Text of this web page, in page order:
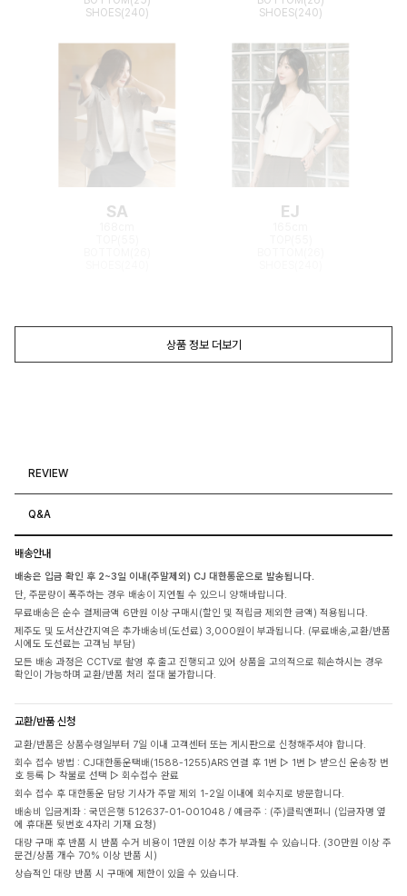
SHOES(240)
SHOES(240)
SA EJ
상품 정보 더보기
REVIEW
Q&A
배송안내
배송은 입금 확인 후 2~3일 이내(주말제외) CJ 대한통운으로 발송됩니다.
단, 주문량이 폭주하는 경우 배송이 지연될 수 있으니 양해바랍니다.
무료배송은 순수 결제금액 6만원 이상 구매시(할인 및 적립금 제외한 금액) 적용됩니다.
제주도 및 도서산간지역은 추가배송비(도선료) 3,000원이 부과됩니다. (무료배송,교환/반품
시에도 도선료는 고객님 부담)
모든 배송 과정은 CCTV로 촬영 후 출고 진행되고 있어 상품을 고의적으로 훼손하시는 경우
확인이 가능하며 교환/반품 처리 절대 불가합니다.
교환/반품 신청
교환/반품은 상품수령일부터 7일 이내 고객센터 또는 게시판으로 신청해주셔야 합니다.
회수 접수 방법 : CJ대한통운택배(1588-1255)ARS 연결 후 1번 ▷ 1번 ▷ 받으신 운송장 번
호 등록 ▷ 착불로 선택 ▷ 회수접수 완료
회수 접수 후 대한통운 담당 기사가 주말 제외 1-2일 이내에 회수지로 방문합니다.
배송비 입금계좌 : 국민은행 512637-01-001048 / 예금주 : (주)클릭앤퍼니 (입금자명 옆
에 휴대폰 뒷번호 4자리 기재 요청)
대량 구매 후 반품 시 반품 수거 비용이 1만원 이상 추가 부과될 수 있습니다. (30만원 이상 주
문건/상품 개수 70% 이상 반품 시)
상습적인 대량 반품 시 구매에 제한이 있을 수 있습니다.